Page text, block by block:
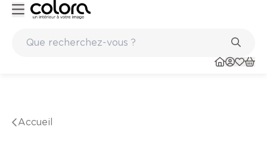
Accueil
Inspiration pour peindre votre maison - colora.be